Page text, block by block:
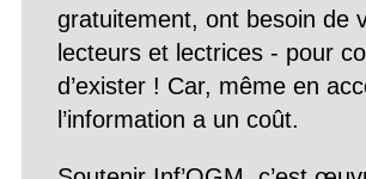
gratuitement, ont besoin de
lecteurs et lectrices - pour
d’exister ! Car, même en
l’information a un coût.